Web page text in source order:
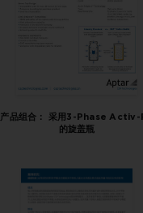
产品组合： 采用3-Phase
的旋盖瓶